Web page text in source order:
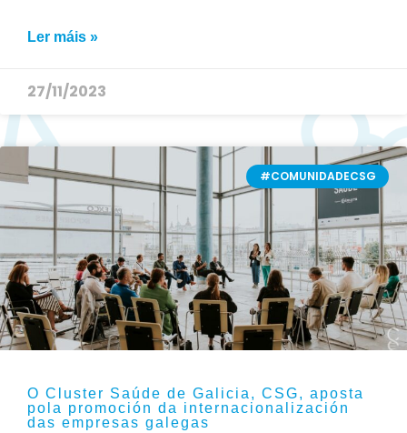
Ler máis »
27/11/2023
#COMUNIDADECSG
O Cluster Saúde de Galicia, CSG, aposta
pola promoción da internacionalización
das empresas galegas